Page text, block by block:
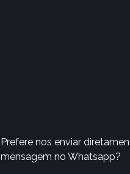
Prefere nos enviar
mensagem no Whatsapp?